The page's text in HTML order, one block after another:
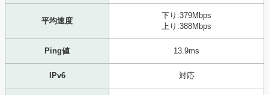
平均速度
下り:379Mbps
上り:388Mbps
Ping値 13.9ms
IPv6 対応